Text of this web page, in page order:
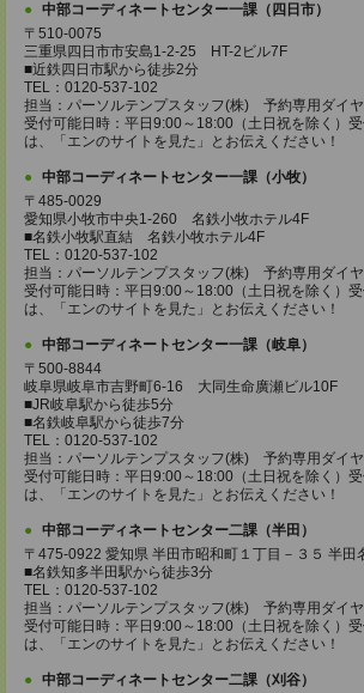
中部コーディネートセンター一課（四日市）
〒510-0075
三重県四日市市安島1-2-25 HT-2ビル7F
■近鉄四日市駅から徒歩2分
TEL：0120-537-102
担当：パーソルテンプスタッフ(株) 予約専用ダイ
受付可能日時：平日9:00～18:00（土日祝を除く）
は、「エンのサイトを見た」とお伝えください！
中部コーディネートセンター一課（小牧）
〒485-0029
愛知県小牧市中央1-260 名鉄小牧ホテル4F
■名鉄小牧駅直結 名鉄小牧ホテル4F
TEL：0120-537-102
担当：パーソルテンプスタッフ(株) 予約専用ダイ
受付可能日時：平日9:00～18:00（土日祝を除く）
は、「エンのサイトを見た」とお伝えください！
中部コーディネートセンター一課（岐阜）
〒500-8844
岐阜県岐阜市吉野町6-16 大同生命廣瀬ビル10F
■JR岐阜駅から徒歩5分
■名鉄岐阜駅から徒歩7分
TEL：0120-537-102
担当：パーソルテンプスタッフ(株) 予約専用ダイ
受付可能日時：平日9:00～18:00（土日祝を除く）
は、「エンのサイトを見た」とお伝えください！
中部コーディネートセンター二課（半田）
〒475-0922 愛知県 半田市昭和町１丁目－３５ 半田
■名鉄知多半田駅から徒歩3分
TEL：0120-537-102
担当：パーソルテンプスタッフ(株) 予約専用ダイ
受付可能日時：平日9:00～18:00（土日祝を除く）
は、「エンのサイトを見た」とお伝えください！
中部コーディネートセンター二課（刈谷）